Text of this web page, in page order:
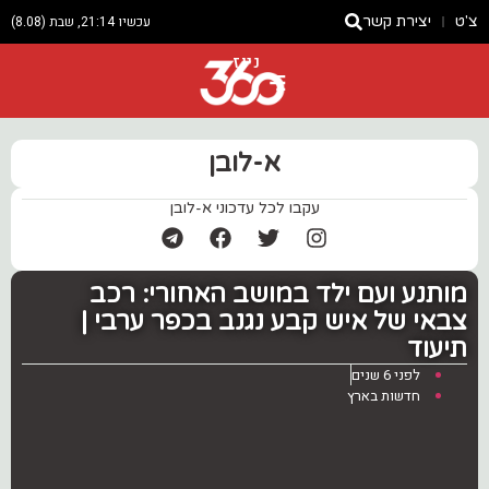
צ'ט יצירת קשר עכשיו 21:14, שבת (8.08)
ניוז
א-לובן
עקבו לכל עדכוני א-לובן
מותנע ועם ילד במושב האחורי: רכב
צבאי של איש קבע נגנב בכפר ערבי |
תיעוד
לפני 6 שנים
חדשות בארץ